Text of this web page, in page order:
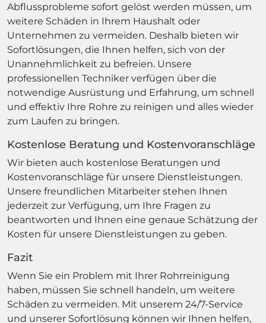
Abflussprobleme sofort gelöst werden müssen, um
weitere Schäden in Ihrem Haushalt oder
Unternehmen zu vermeiden. Deshalb bieten wir
Sofortlösungen, die Ihnen helfen, sich von der
Unannehmlichkeit zu befreien. Unsere
professionellen Techniker verfügen über die
notwendige Ausrüstung und Erfahrung, um schnell
und effektiv Ihre Rohre zu reinigen und alles wieder
zum Laufen zu bringen.
Kostenlose Beratung und Kostenvoranschläge
Wir bieten auch kostenlose Beratungen und
Kostenvoranschläge für unsere Dienstleistungen.
Unsere freundlichen Mitarbeiter stehen Ihnen
jederzeit zur Verfügung, um Ihre Fragen zu
beantworten und Ihnen eine genaue Schätzung der
Kosten für unsere Dienstleistungen zu geben.
Fazit
Wenn Sie ein Problem mit Ihrer Rohrreinigung
haben, müssen Sie schnell handeln, um weitere
Schäden zu vermeiden. Mit unserem 24/7-Service
und unserer Sofortlösung können wir Ihnen helfen,